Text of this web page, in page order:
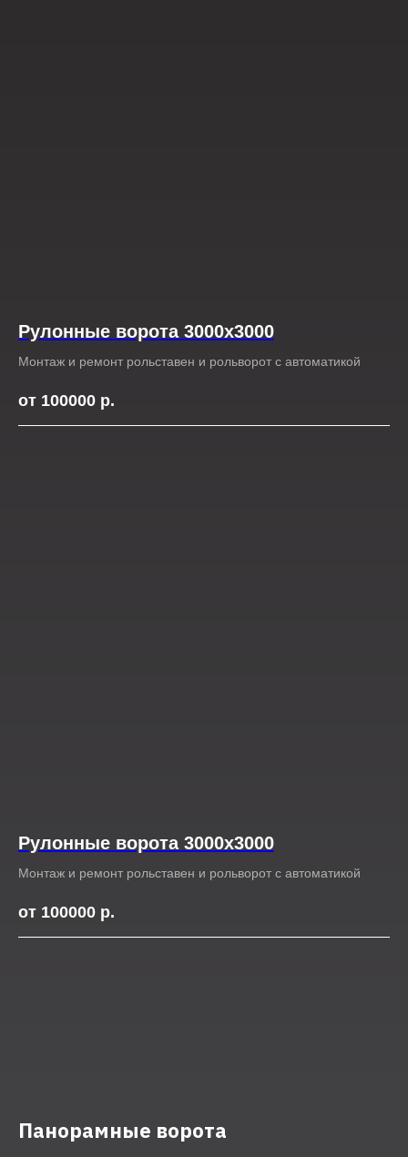
Рулонные ворота 3000х3000
Монтаж и ремонт рольставен и рольворот с автоматикой
от 100000 р.
Рулонные ворота 3000х3000
Монтаж и ремонт рольставен и рольворот с автоматикой
от 100000 р.
Панорамные ворота